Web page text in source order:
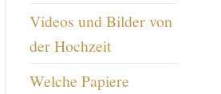
Videos und Bilder von
der Hochzeit
Welche Papiere